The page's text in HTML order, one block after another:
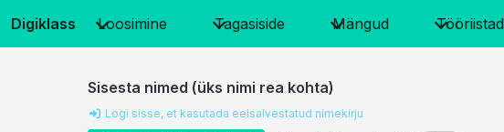
Digiklass Loosimine Tagasiside Mängud Tööriistad
Sisesta nimed (üks nimi rea kohta)
Logi sisse, et kasutada eelsalvestatud nimekirju